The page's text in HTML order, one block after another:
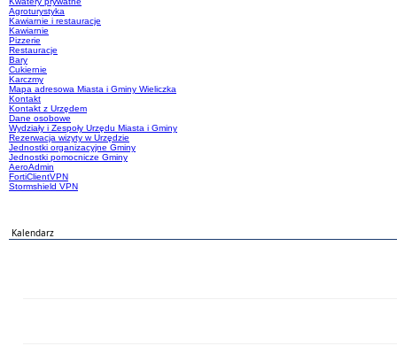
Agroturystyka
Kawiarnie i restauracje
Kawiarnie
Pizzerie
Restauracje
Bary
Cukiernie
Karczmy
Mapa adresowa Miasta i Gminy Wieliczka
Kontakt
Kontakt z Urzędem
Dane osobowe
Wydziały i Zespoły Urzędu Miasta i Gminy
Rezerwacja wizyty w Urzędzie
Jednostki organizacyjne Gminy
Jednostki pomocnicze Gminy
AeroAdmin
FortiClientVPN
Stormshield VPN
Kalendarz